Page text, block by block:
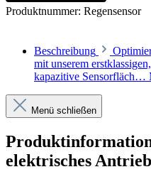
Produktnummer: Regensensor
Beschreibung
mit unserem
kapazitive Sensorfläch…
Menü schließen
elektrisches